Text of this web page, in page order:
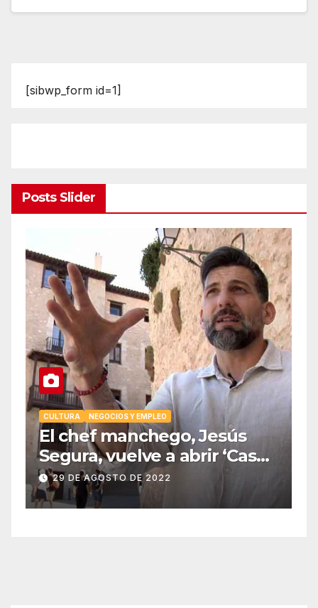
[sibwp_form id=1]
Posts Slider
CULTURA
NEGOCIOS Y EMPLEO
El chef manchego, Jesús
Segura, vuelve a abrir ‘Casas
Colgadas’, el restaurante
icónico de Cuenca
29 DE AGOSTO DE 2022